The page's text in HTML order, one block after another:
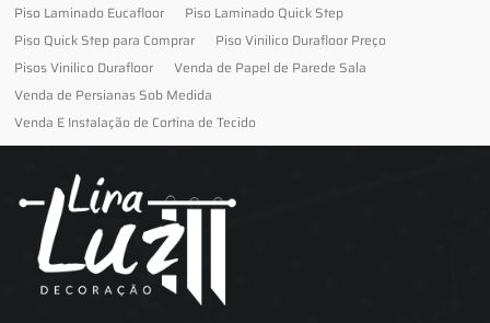
Piso Laminado Eucafloor
Piso Laminado Quick Step
Piso Quick Step para Comprar
Piso Vinilico Durafloor Preço
Pisos Vinilico Durafloor
Venda de Papel de Parede Sala
Venda de Persianas Sob Medida
Venda E Instalação de Cortina de Tecido